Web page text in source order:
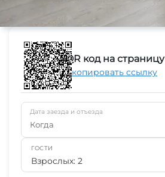
QR код на страницу
Скопировать ссылку
Дата заезда и отъезда
Когда
ГОСТИ
Взрослых: 2